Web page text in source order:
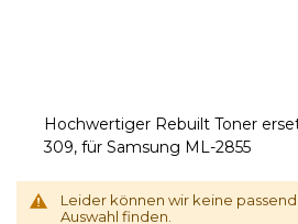
Hochwertiger Rebuilt Toner
309, für Samsung ML-2855
Leider können wir keine
Auswahl finden.